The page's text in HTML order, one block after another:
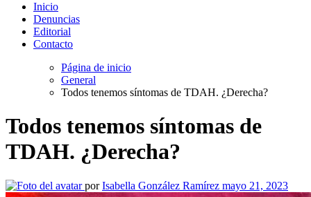
Inicio
Denuncias
Editorial
Contacto
Página de inicio
General
Todos tenemos síntomas de TDAH. ¿Derecha?
Todos tenemos síntomas de
TDAH. ¿Derecha?
porIsabella González Ramírez mayo 21, 2023